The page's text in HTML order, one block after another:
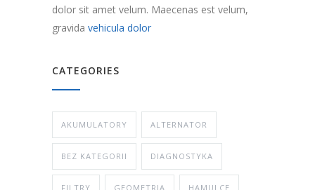
dolor sit amet velum. Maecenas est velum,
gravida vehicula dolor
CATEGORIES
AKUMULATORY ALTERNATOR
BEZ KATEGORII DIAGNOSTYKA
FILTRY GEOMETRIA HAMULCE